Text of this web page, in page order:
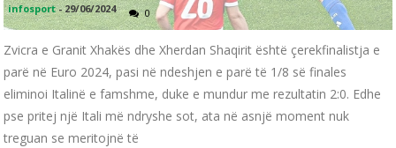
infosport -29/06/2024 0
Zvicra e Granit Xhakës dhe Xherdan Shaqirit është çerekfinalistja e
parë në Euro 2024, pasi në ndeshjen e parë të 1/8 së finales
eliminoi Italinë e famshme, duke e mundur me rezultatin 2:0. Edhe
pse pritej një Itali më ndryshe sot, ata në asnjë moment nuk
treguan se meritojnë të